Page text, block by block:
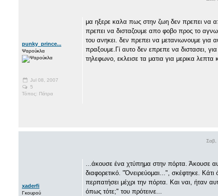
punky_prince...
Ψαρούκλα
Jul 08, 2007
5
Τόπος: Πάτρα
μα ηξερε καλα πως στην ζωη δεν πρεπει να
πρεπει να δισταζουμε απο φοβο προς το
του ανηκει. δεν πρεπει να μετανιωνουμε
πραξουμε.Γί αυτο δεν επρεπε να διστασει,
τηλεφωνο, εκλεισε τα ματια για μερικα λεπτα
Σαβ,
xaderfi
Γκουρού
...άκουσε ένα χτύπημα στην πόρτα. Άκουσε
διαφορετικό. "Όνειρεύομαι...", σκέφτηκε.
περπατήσει μέχρι την πόρτα. Και ναι, ήταν
όπως τότε;" του πρότεινε...